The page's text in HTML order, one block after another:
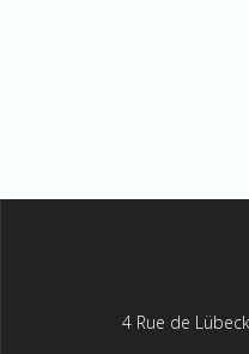
4 Rue de